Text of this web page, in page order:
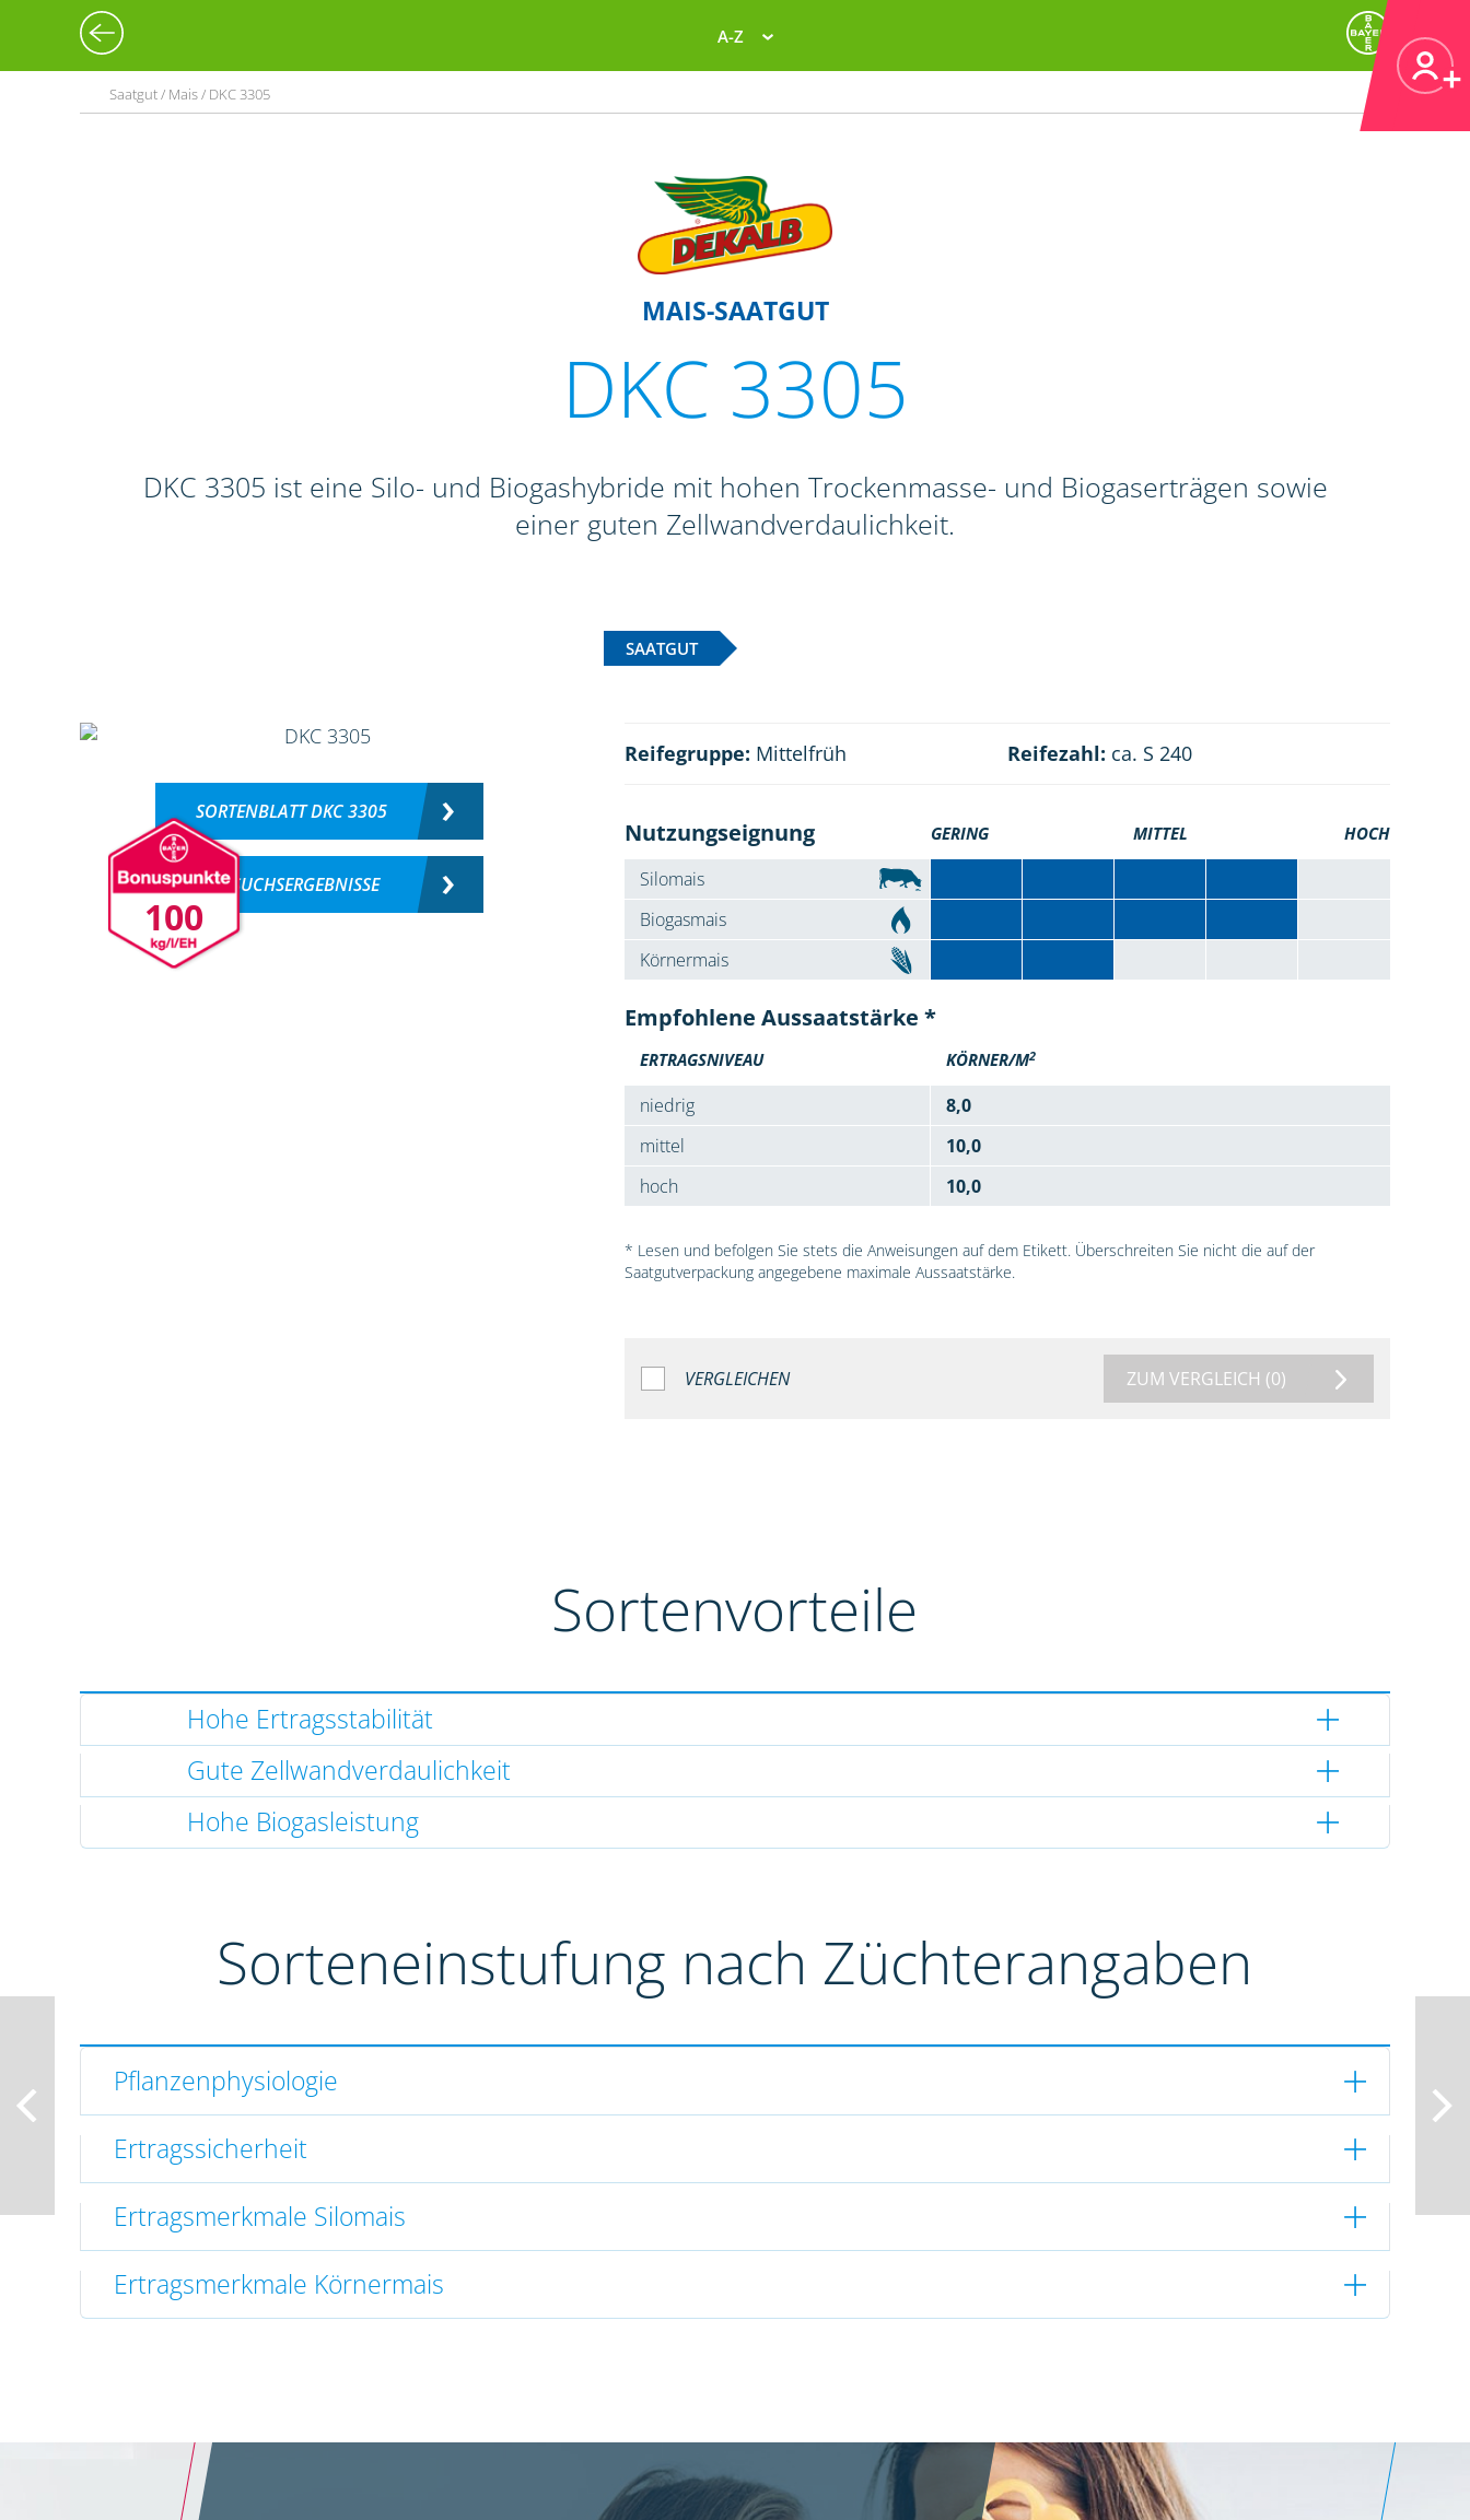
A-Z
Saatgut / Mais / DKC 3305
MAIS-SAATGUT
DKC 3305
DKC 3305 ist eine Silo- und Biogashybride mit hohen Trockenmasse- und Biogaserträgen sowie
einer guten Zellwandverdaulichkeit.
SAATGUT
100
SORTENBLATT DKC 3305
VERSUCHSERGEBNISSE
Reifegruppe: Mittelfrüh Reifezahl: ca. S 240
Nutzungseignung GERING MITTEL HOCH
Silomais
Biogasmais
Körnermais
Empfohlene Aussaatstärke *
ERTRAGSNIVEAU KÖRNER/M2
niedrig
8,0
mittel
10,0
hoch
10,0
* Lesen und befolgen Sie stets die Anweisungen auf dem Etikett. Überschreiten Sie nicht die auf der
Saatgutverpackung angegebene maximale Aussaatstärke.
VERGLEICHEN ZUM VERGLEICH (0)
Sortenvorteile
Hohe Ertragsstabilität
Gute Zellwandverdaulichkeit
Hohe Biogasleistung
Sorteneinstufung nach Züchterangaben
Pflanzenphysiologie
Ertragssicherheit
Ertragsmerkmale Silomais
Ertragsmerkmale Körnermais